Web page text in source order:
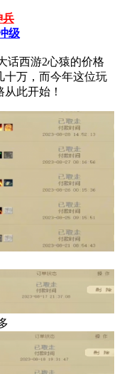
兵
级
西游2心猿的价格
十万，而今年这位玩
此开始！